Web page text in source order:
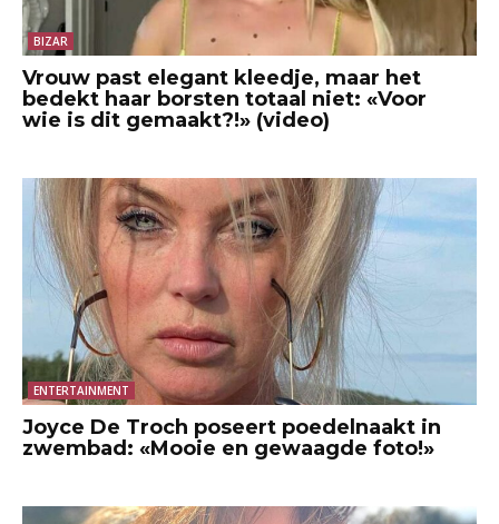
BIZAR
Vrouw past elegant kleedje, maar het
bedekt haar borsten totaal niet: «Voor
wie is dit gemaakt?!» (video)
ENTERTAINMENT
Joyce De Troch poseert poedelnaakt in
zwembad: «Mooie en gewaagde foto!»